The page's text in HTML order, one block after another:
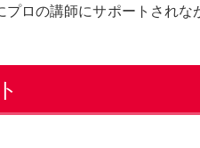
ロの講師にサポートされ